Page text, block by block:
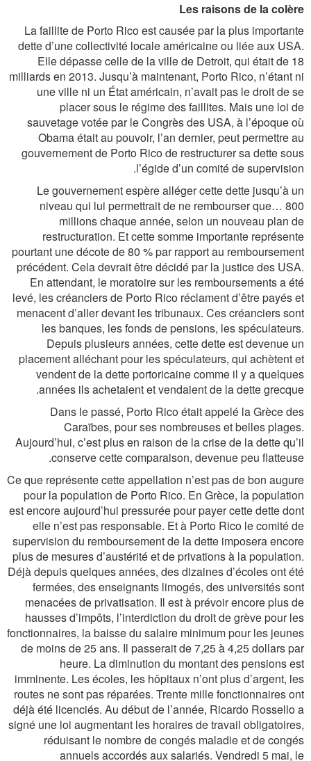
Les raisons de la colère
La faillite de Porto Rico est causée par la plus importante
dette d’une collectivité locale américaine ou liée aux USA.
Elle dépasse celle de la ville de Detroit, qui était de 18
milliards en 2013. Jusqu’à maintenant, Porto Rico, n’étant ni
une ville ni un État américain, n’avait pas le droit de se
placer sous le régime des faillites. Mais une loi de
sauvetage votée par le Congrès des USA, à l’époque où
Obama était au pouvoir, l’an dernier, peut permettre au
gouvernement de Porto Rico de restructurer sa dette sous
l’égide d’un comité de supervision.
Le gouvernement espère alléger cette dette jusqu’à un
niveau qui lui permettrait de ne rembourser que… 800
millions chaque année, selon un nouveau plan de
restructuration. Et cette somme importante représente
pourtant une décote de 80 % par rapport au remboursement
précédent. Cela devrait être décidé par la justice des USA.
En attendant, le moratoire sur les remboursements a été
levé, les créanciers de Porto Rico réclament d’être payés et
menacent d’aller devant les tribunaux. Ces créanciers sont
les banques, les fonds de pensions, les spéculateurs.
Depuis plusieurs années, cette dette est devenue un
placement alléchant pour les spéculateurs, qui achètent et
vendent de la dette portoricaine comme il y a quelques
années ils achetaient et vendaient de la dette grecque.
Dans le passé, Porto Rico était appelé la Grèce des
Caraïbes, pour ses nombreuses et belles plages.
Aujourd’hui, c’est plus en raison de la crise de la dette qu’il
conserve cette comparaison, devenue peu flatteuse.
Ce que représente cette appellation n’est pas de bon augure
pour la population de Porto Rico. En Grèce, la population
est encore aujourd’hui pressurée pour payer cette dette dont
elle n’est pas responsable. Et à Porto Rico le comité de
supervision du remboursement de la dette imposera encore
plus de mesures d’austérité et de privations à la population.
Déjà depuis quelques années, des dizaines d’écoles ont été
fermées, des enseignants limogés, des universités sont
menacées de privatisation. Il est à prévoir encore plus de
hausses d’impôts, l’interdiction du droit de grève pour les
fonctionnaires, la baisse du salaire minimum pour les jeunes
de moins de 25 ans. Il passerait de 7,25 à 4,25 dollars par
heure. La diminution du montant des pensions est
imminente. Les écoles, les hôpitaux n’ont plus d’argent, les
routes ne sont pas réparées. Trente mille fonctionnaires ont
déjà été licenciés. Au début de l’année, Ricardo Rossello a
signé une loi augmentant les horaires de travail obligatoires,
réduisant le nombre de congés maladie et de congés
annuels accordés aux salariés. Vendredi 5 mai, le